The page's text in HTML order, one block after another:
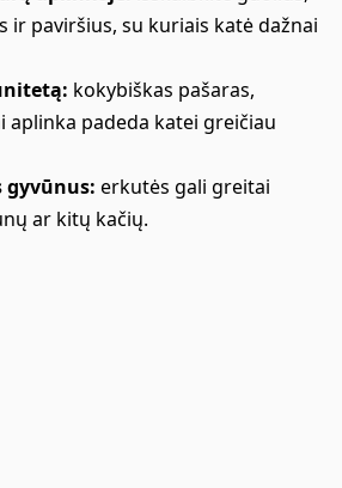
ir paviršius, su kuriais katė dažnai
kokybiškas pašaras,
aplinka padeda katei greičiau
gyvūnus: erkutės gali greitai
ar kitų kačių.